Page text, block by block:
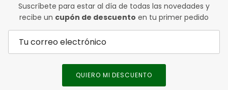
Suscríbete para estar al día de todas las novedades y
recibe un cupón de descuento en tu primer pedido
QUIERO MI DESCUENTO